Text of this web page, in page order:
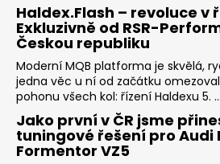
Haldex.Flash – revoluce v
Exkluzivně od RSR-
Českou republiku
Moderní MQB platforma je skvělá,
jedna věc u ní od začátku
pohonu všech kol: řízení Haldexu 5. ...
Jako první v ČR jsme
tuningové řešení pro Audi
Formentor VZ5